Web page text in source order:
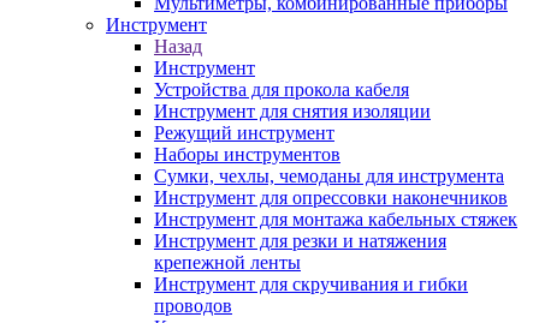
Инструмент
Назад
Инструмент
Устройства для прокола кабеля
Инструмент для снятия изоляции
Режущий инструмент
Наборы инструментов
Сумки, чехлы, чемоданы для инструмента
Инструмент для опрессовки наконечников
Инструмент для монтажа кабельных стяжек
Инструмент для резки и натяжения
крепежной ленты
Инструмент для скручивания и гибки
проводов